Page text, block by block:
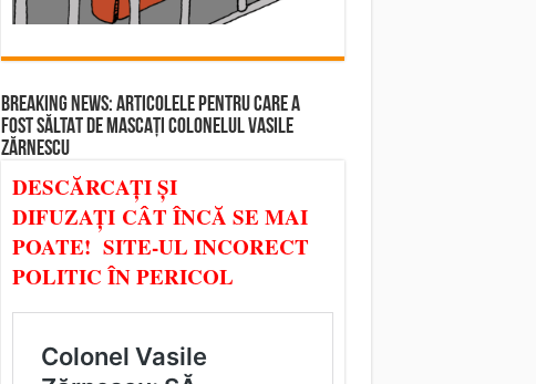
BREAKING NEWS: ARTICOLELE PENTRU CARE A
FOST SĂLTAT DE MASCAȚI COLONELUL VASILE
ZĂRNESCU
DESCĂRCAȚI ȘI
DIFUZAȚI CÂT ÎNCĂ SE MAI
POATE! SITE-UL INCORECT
POLITIC ÎN PERICOL